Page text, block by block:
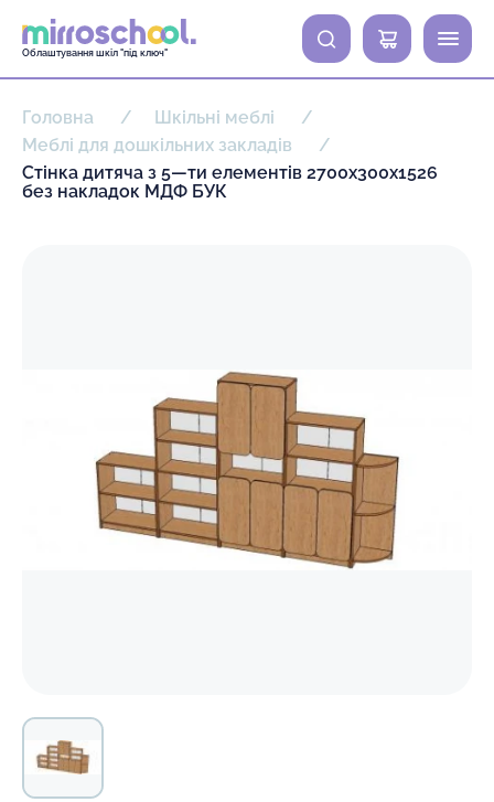
Облаштування шкіл "під ключ"
0
Головна
Шкільні меблі
Меблі для дошкільних закладів
Стінка дитяча з 5—ти елементів 2700х300х1526
без накладок МДФ БУК